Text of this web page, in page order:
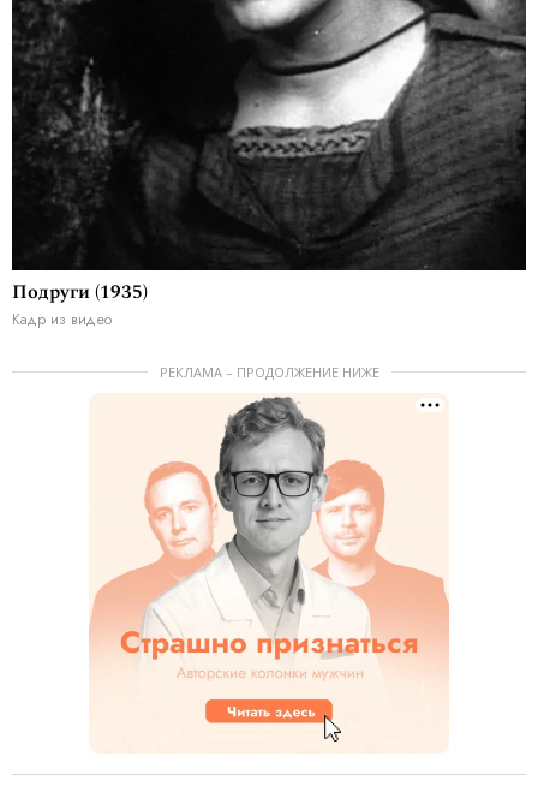
Подруги (1935)
Кадр из видео
РЕКЛАМА – ПРОДОЛЖЕНИЕ НИЖЕ